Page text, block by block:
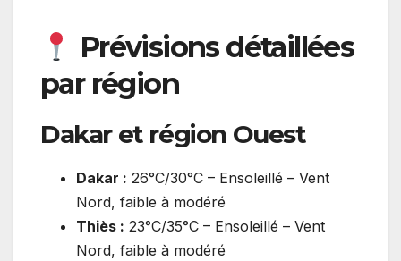
Prévisions détaillées
par région
Dakar et région Ouest
Dakar : 26°C/30°C – Ensoleillé – Vent
Nord, faible à modéré
Thiès : 23°C/35°C – Ensoleillé – Vent
Nord, faible à modéré